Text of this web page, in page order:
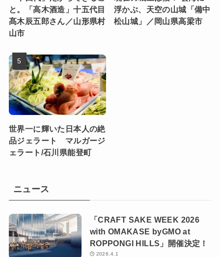
と。「高木酒造」十五代目
髙木辰五郎さん／山形県村
山市
浮かぶ、天空の山城「備中
松山城」／岡山県高梁市
世界一に輝いた日本人の絶
品ジェラート マルガージ
ェラート/石川県能登町
ニュース
「CRAFT SAKE WEEK 2026
with OMAKASE byGMO at
ROPPONGI HILLS」開催決定！
2026.4.1